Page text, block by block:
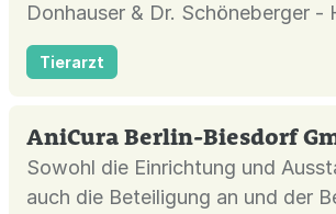
Donhauser & Dr. Schöneberger -
45 - 55411 Bingen
Tierarzt
AniCura Berlin-Biesdorf
Sowohl die Einrichtung und
auch die Beteiligung an und der